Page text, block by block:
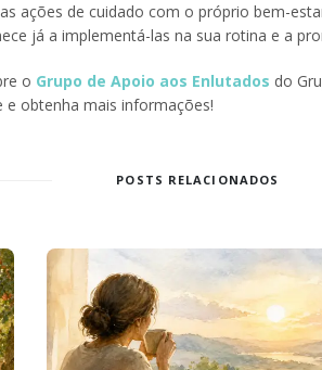
ações de cuidado com o próprio bem-
já a implementá-las na sua rotina e a
o Grupo de Apoio aos Enlutados do
obtenha mais informações!
POSTS RELACIONADOS